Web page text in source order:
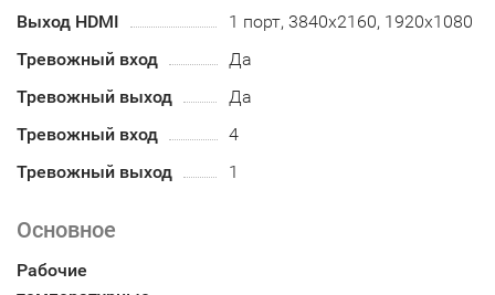
Выход HDMI
1 порт, 3840x2160, 1920x1080
Тревожный вход
Да
Тревожный выход
Да
Тревожный вход
4
Тревожный выход
1
Основное
Рабочие